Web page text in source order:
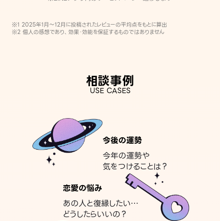
※1 2025年1月〜12月に投稿されたレビューの平均点をもとに算出
※2 個人の感想であり、効果・効能を保証するものではありません
相談事例
USE CASES
今後の運勢
今年の運勢や
気をつけることは？
恋愛の悩み
あの人と復縁したい…
どうしたらいいの？